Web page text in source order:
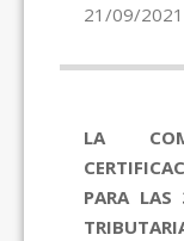
21/09/2021
LA
PARA